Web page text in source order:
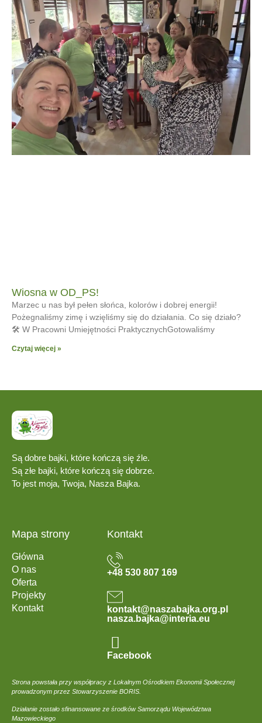
Wiosna w OD_PS!
Marzec u nas był pełen słońca, kolorów i dobrej energii!
Pożegnaliśmy zimę i wzięliśmy się do działania. Co się działo?
🛠 W Pracowni Umiejętności PraktycznychGotowaliśmy
Czytaj więcej »
Są dobre bajki, które kończą się źle.
Są złe bajki, które kończą się dobrze.
To jest moja, Twoja, Nasza Bajka.
Mapa strony
Główna
O nas
Oferta
Projekty
Kontakt
Kontakt
+48 530 807 169
kontakt@naszabajka.org.pl
nasza.bajka@interia.eu
Facebook
Strona powstała przy współpracy z Lokalnym Ośrodkiem Ekonomii Społecznej
prowadzonym przez Stowarzyszenie BORIS.
Działanie zostało sfinansowane ze środków Samorządu Województwa
Mazowieckiego